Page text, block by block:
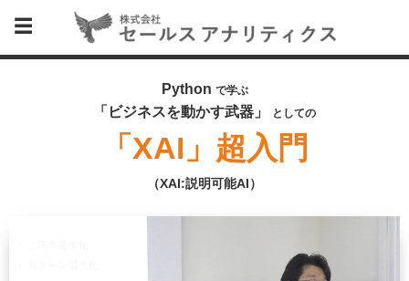
Python で学ぶ
「ビジネスを動かす武器」 としての
「XAI」超入門
（XAI:説明可能AI）